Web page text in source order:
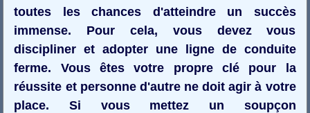
toutes les chances d'atteindre un succès
immense. Pour cela, vous devez vous
discipliner et adopter une ligne de conduite
ferme. Vous êtes votre propre clé pour la
réussite et personne d'autre ne doit agir à votre
place. Si vous mettez un soupçon